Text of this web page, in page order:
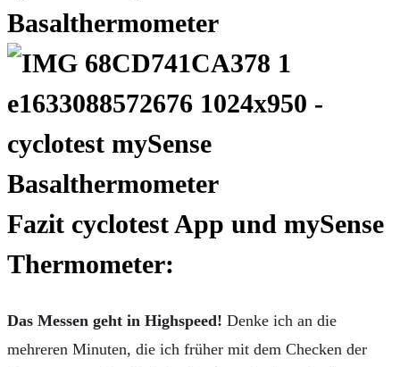
Fazit cyclotest App und mySense
Thermometer:
Das Messen geht in Highspeed! Denke ich an die
mehreren Minuten, die ich früher mit dem Checken der